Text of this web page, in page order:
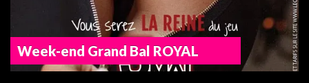
Week-end Grand Bal ROYAL